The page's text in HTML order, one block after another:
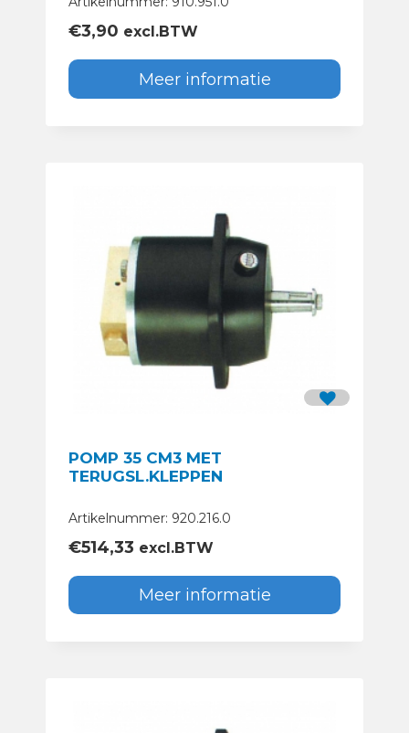
€3,90 excl.BTW
Meer informatie
POMP 35 CM3 MET
TERUGSL.KLEPPEN
Artikelnummer: 920.216.0
€514,33 excl.BTW
Meer informatie